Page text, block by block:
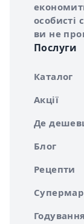
особисті
ви не
Послуги
Каталог
Акції
Де
Блог
Рецепти